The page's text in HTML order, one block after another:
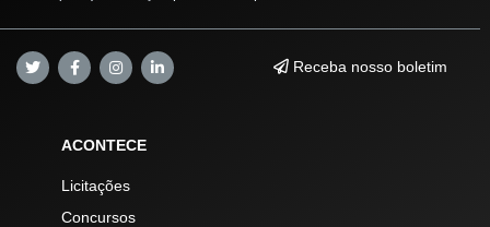
Receba nosso boletim
ACONTECE
Licitações
Concursos